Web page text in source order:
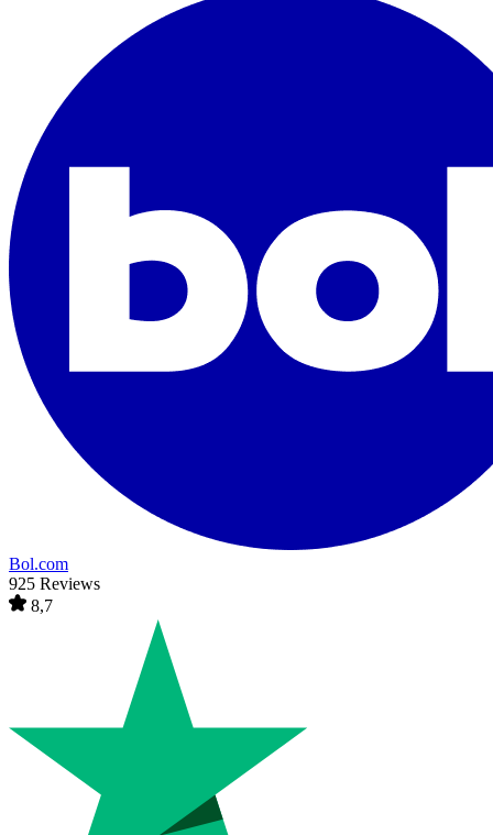
Bol.com
925 Reviews
8,7